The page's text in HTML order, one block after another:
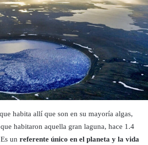
habita allí que son en su mayoría algas,
habitaron aquella gran laguna, hace 1.4
un referente único en el planeta y la vida